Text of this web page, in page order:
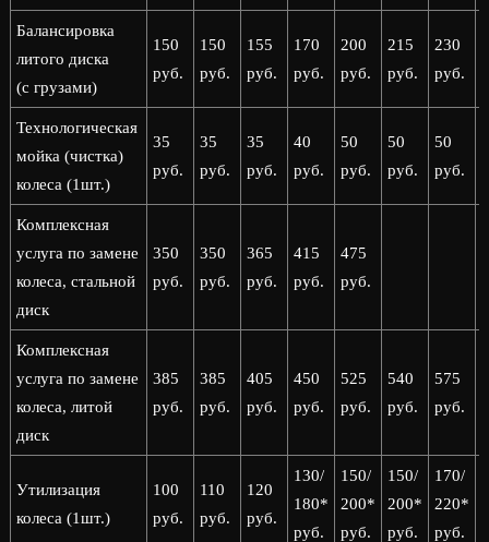
Балансировка
литого диска
(с грузами)
150
руб.
150
руб.
155
руб.
170
руб.
200
руб.
215
руб.
230
руб.
Технологическая
мойка (чистка)
колеса (1шт.)
35
руб.
35
руб.
35
руб.
40
руб.
50
руб.
50
руб.
50
руб.
Комплексная
услуга по замене
колеса, стальной
диск
350
руб.
350
руб.
365
руб.
415
руб.
475
руб.
Комплексная
услуга по замене
колеса, литой
диск
385
руб.
385
руб.
405
руб.
450
руб.
525
руб.
540
руб.
575
руб.
Утилизация
колеса (1шт.)
100
руб.
110
руб.
120
руб.
130/
180*
руб.
150/
200*
руб.
150/
200*
руб.
170/
220*
руб.